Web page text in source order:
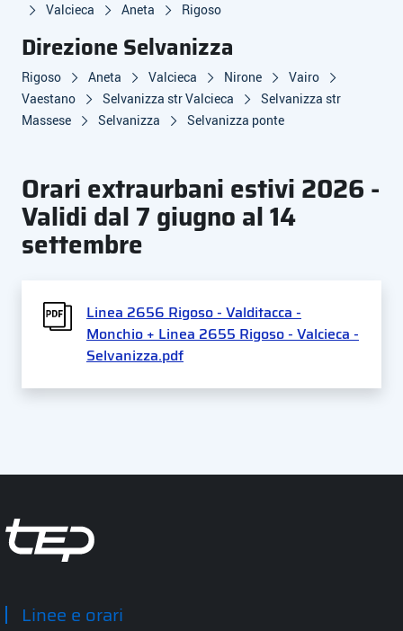
Valcieca
Aneta Rigoso
Direzione Selvanizza
Rigoso Aneta Valcieca Nirone
Vairo
Vaestano
Selvanizza str Valcieca
Selvanizza str
Massese
Selvanizza Selvanizza ponte
Orari extraurbani estivi 2026 -
Validi dal 7 giugno al 14
settembre
Linea 2656 Rigoso - Valditacca -
Monchio + Linea 2655 Rigoso - Valcieca -
Selvanizza.pdf
Linee e orari